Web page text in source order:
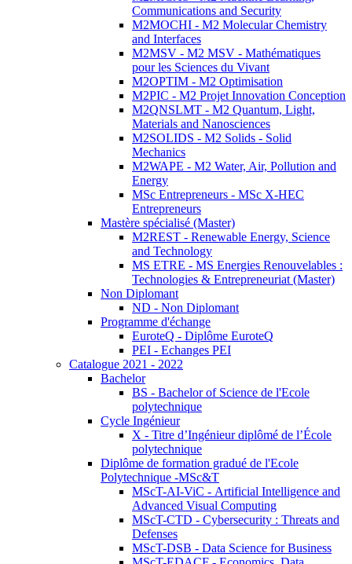
Communications and Security
M2MOCHI - M2 Molecular Chemistry
and Interfaces
M2MSV - M2 MSV - Mathématiques
pour les Sciences du Vivant
M2OPTIM - M2 Optimisation
M2PIC - M2 Projet Innovation Conception
M2QNSLMT - M2 Quantum, Light,
Materials and Nanosciences
M2SOLIDS - M2 Solids - Solid
Mechanics
M2WAPE - M2 Water, Air, Pollution and
Energy
MSc Entrepreneurs - MSc X-HEC
Entrepreneurs
Mastère spécialisé (Master)
M2REST - Renewable Energy, Science
and Technology
MS ETRE - MS Energies Renouvelables :
Technologies & Entrepreneuriat (Master)
Non Diplomant
ND - Non Diplomant
Programme d'échange
EuroteQ - Diplôme EuroteQ
PEI - Echanges PEI
Catalogue 2021 - 2022
Bachelor
BS - Bachelor of Science de l'Ecole
polytechnique
Cycle Ingénieur
X - Titre d’Ingénieur diplômé de l’École
polytechnique
Diplôme de formation gradué de l'Ecole
Polytechnique -MSc&T
MScT-AI-ViC - Artificial Intelligence and
Advanced Visual Computing
MScT-CTD - Cybersecurity : Threats and
Defenses
MScT-DSB - Data Science for Business